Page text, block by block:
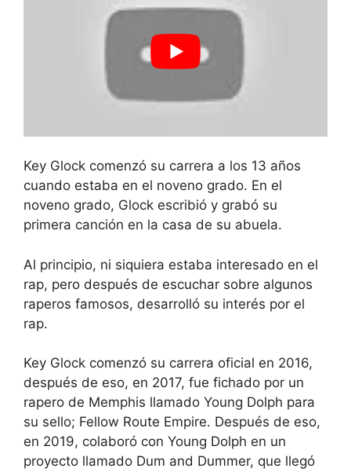
Key Glock comenzó su carrera a los 13 años
cuando estaba en el noveno grado. En el
noveno grado, Glock escribió y grabó su
primera canción en la casa de su abuela.
Al principio, ni siquiera estaba interesado en el
rap, pero después de escuchar sobre algunos
raperos famosos, desarrolló su interés por el
rap.
Key Glock comenzó su carrera oficial en 2016,
después de eso, en 2017, fue fichado por un
rapero de Memphis llamado Young Dolph para
su sello; Fellow Route Empire. Después de eso,
en 2019, colaboró con Young Dolph en un
proyecto llamado Dum and Dummer, que llegó